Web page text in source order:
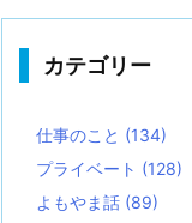
カテゴリー
仕事のこと (134)
プライベート (128)
よもやま話 (89)